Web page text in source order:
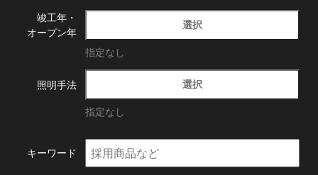
竣工年・
オープン年
選択
指定なし
照明手法 選択
指定なし
キーワード